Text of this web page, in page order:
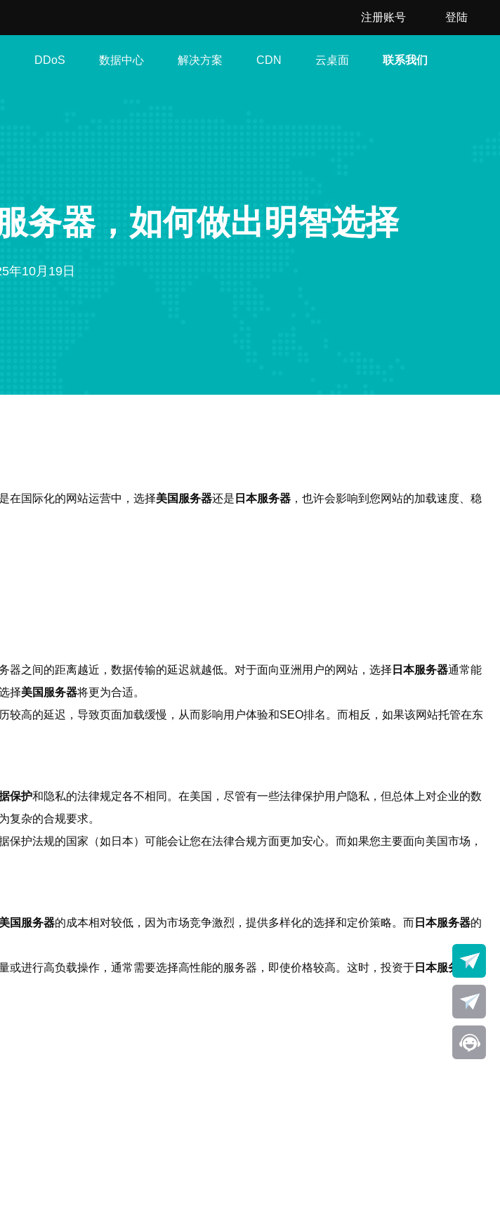
注册账号 登陆
DDoS 数据中心 解决方案 CDN 云桌面 联系我们
务器，如何做出明智选择
年10月19日
在国际化的网站运营中，选择美国服务器还是 日本服务器 ，也许会影响到您网站的加载速度、稳
之间的距离越近，数据传输的延迟就越低。对于面向亚洲用户的网站，选择 日本服务器通常能
择美国服务器将更为合适。
高的延迟，导致页面加载缓慢，从而影响用户体验和SEO排名。而相反，如果该网站托管在东
保护和隐私的法律规定各不相同。在美国，尽管有一些法律保护用户隐私，但总体上对企业的数
复杂的合规要求。
护法规的国家（如日本）可能会让您在法律合规方面更加安心。而如果您主要面向美国市场，
美国服务器的成本相对较低，因为市场竞争激烈，提供多样化的选择和定价策略。而 日本服务器的
进行高负载操作，通常需要选择高性能的服务器，即使价格较高。这时，投资于 日本服务器可